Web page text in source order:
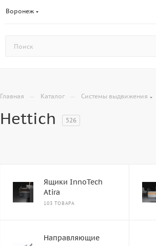
Воронеж
Главная — Каталог — Системы выдвижения
Hettich 526
Ящики InnoTech
Atira
103 ТОВАРА
Направляющие